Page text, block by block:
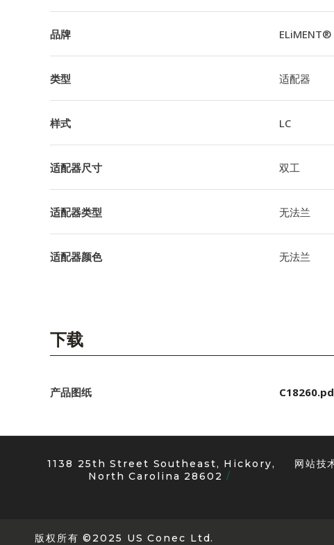
活动信息
品牌
类型 适配器
样式 LC
适配器尺寸 双工
适配器类型 无法兰
适配器颜色 无法兰
下载
产品图纸
1138 25th Street Southeast, Hickory,
North Carolina 28602
网站技
版权所有 ©2025 US Conec Ltd.